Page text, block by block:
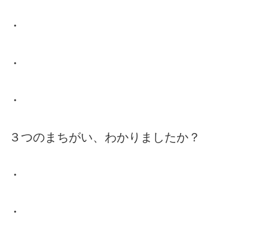
・
・
・
３つのまちがい、わかりましたか？
・
・